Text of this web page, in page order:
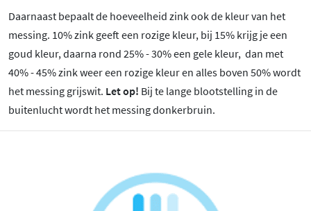
Daarnaast bepaalt de hoeveelheid zink ook de kleur van het
messing. 10% zink geeft een rozige kleur, bij 15% krijg je een
goud kleur, daarna rond 25% - 30% een gele kleur, dan met
40% - 45% zink weer een rozige kleur en alles boven 50% wordt
het messing grijswit. Let op! Bij te lange blootstelling in de
buitenlucht wordt het messing donkerbruin.